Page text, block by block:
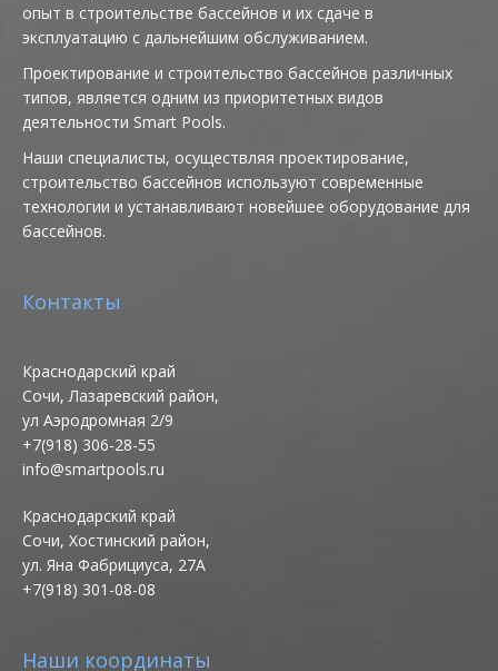
опыт в строительстве бассейнов и их сдаче в
эксплуатацию с дальнейшим обслуживанием.
Проектирование и строительство бассейнов различных
типов, является одним из приоритетных видов
деятельности Smart Pools.
Наши специалисты, осуществляя проектирование,
строительство бассейнов используют современные
технологии и устанавливают новейшее оборудование для
бассейнов.
Контакты
Краснодарский край
Сочи, Лазаревский район,
ул Аэродромная 2/9
+7(918) 306-28-55
info@smartpools.ru
Краснодарский край
Сочи, Хостинский район,
ул. Яна Фабрициуса, 27А
+7(918) 301-08-08
Наши координаты